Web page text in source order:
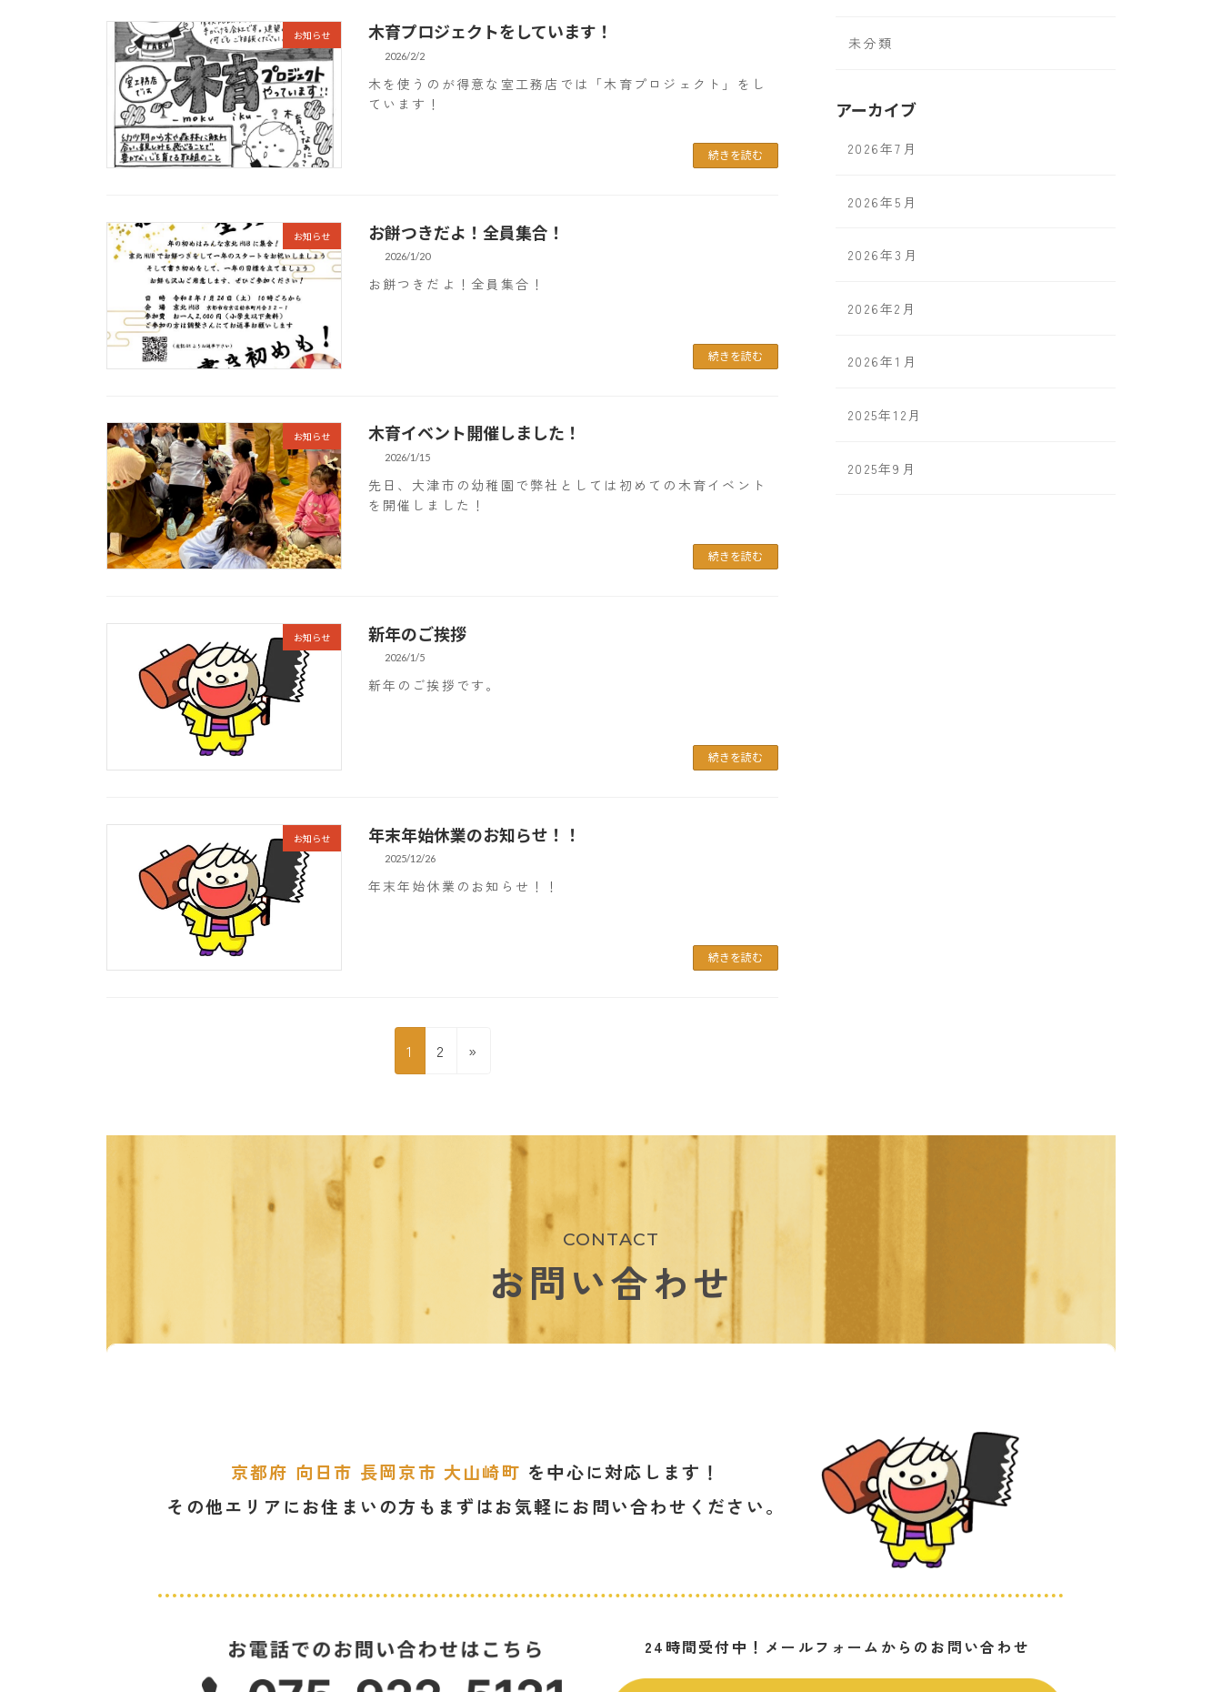
お知らせ 木育プロジェクトをしています！
2026/2/2
木を使うのが得意な室工務店では「木育プロジェクト」をし
ています！
続きを読む
お知らせ お餅つきだよ！全員集合！
2026/1/20
お餅つきだよ！全員集合！
続きを読む
お知らせ 木育イベント開催しました！
2026/1/15
先日、大津市の幼稚園で弊社としては初めての木育イベント
を開催しました！
続きを読む
お知らせ 新年のご挨拶
2026/1/5
新年のご挨拶です。
続きを読む
お知らせ 年末年始休業のお知らせ！！
2025/12/26
年末年始休業のお知らせ！！
続きを読む
の
送
固
1
固
2 »
未分類
アーカイブ
2026年7月
2026年5月
2026年3月
2026年2月
2026年1月
2025年12月
2025年9月
CONTACT
お問い合わせ
京都府 向日市 長岡京市 大山崎町 を中心に対応します！
その他エリアにお住まいの方もまずはお気軽にお問い合わせください。
ム
24時間受付中！メールフォームからのお問い合わせ